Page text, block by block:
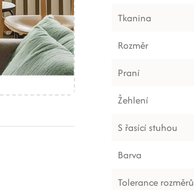
Tkanina
Rozměr
Praní
Žehlení
S řasící stuhou
Barva
Tolerance rozměrů